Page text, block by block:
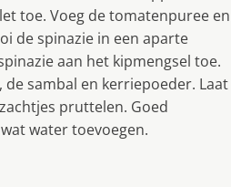
toe. Voeg de tomatenpuree en
de spinazie in een aparte
aan het kipmengsel toe.
de sambal en kerriepoeder. Laat
pruttelen. Goed
water toevoegen.